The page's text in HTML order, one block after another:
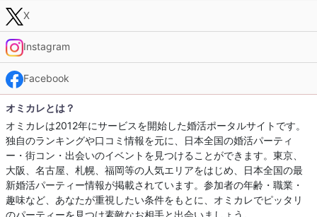
X
Instagram
Facebook
オミカレとは？
オミカレは2012年にサービスを開始した婚活ポータルサイトです。
独自のランキングや口コミ情報を元に、日本全国の婚活パーティ
ー・街コン・出会いのイベントを見つけることができます。東京、
大阪、名古屋、札幌、福岡等の人気エリアをはじめ、日本全国の最
新婚活パーティー情報が掲載されています。参加者の年齢・職業・
趣味など、あなたが重視したい条件をもとに、オミカレでピッタリ
のパーティーを見つけ素敵なお相手と出会いましょう。